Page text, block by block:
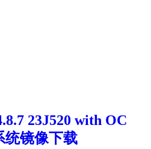
23J520 with OC
统镜像下载